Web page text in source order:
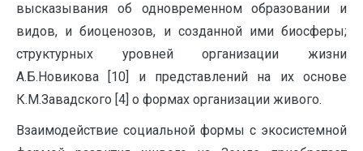
высказывания об одновременном образовании и
видов, и биоценозов, и созданной ими биосферы;
структурных уровней организации жизни
А.Б.Новикова [10] и представлений на их основе
К.М.Завадского [4] о формах организации живого.
Взаимодействие социальной формы с экосистемной